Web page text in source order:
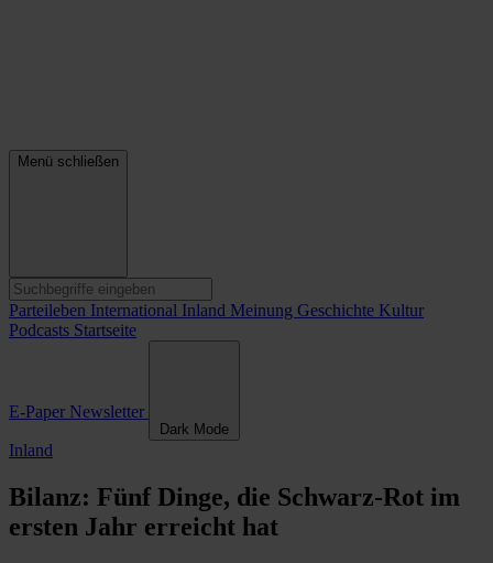
Menü schließen
Parteileben International Inland Meinung Geschichte Kultur
Podcasts Startseite
E-Paper Newsletter
Dark Mode
Inland
Bilanz: Fünf Dinge, die Schwarz-Rot im
ersten Jahr erreicht hat